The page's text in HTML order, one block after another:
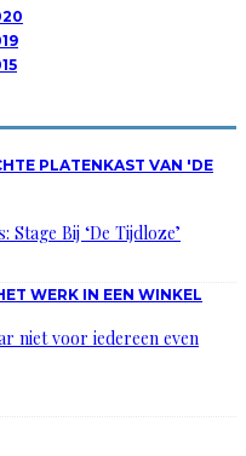
Bij ‘De Tijdloze’
niet voor iedereen even